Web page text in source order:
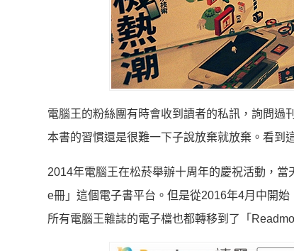
電腦王的粉絲團有時會收到讀者的私訊，詢問過
本書的習慣還是很難一下子說放棄就放棄。看到
2014年電腦王在松菸舉辦十周年的慶祝活動，
e冊」這個電子書平台。但是從2016年4月中開
所有電腦王雜誌的電子檔也都轉移到了「